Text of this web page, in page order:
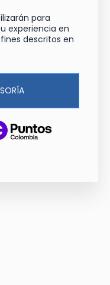
para
experiencia en
descritos en